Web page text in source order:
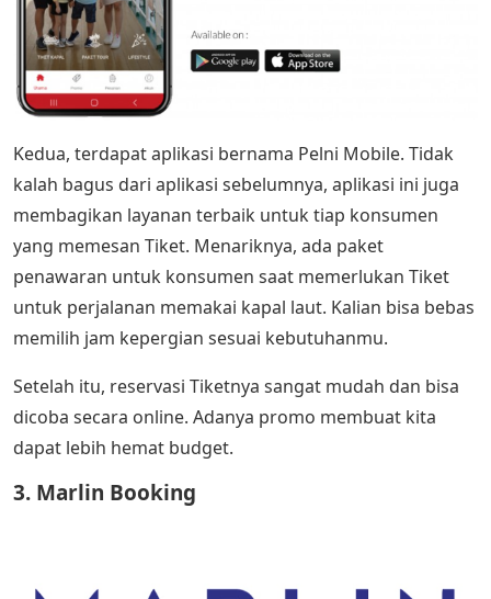
Kedua, terdapat aplikasi bernama Pelni Mobile. Tidak
kalah bagus dari aplikasi sebelumnya, aplikasi ini juga
membagikan layanan terbaik untuk tiap konsumen
yang memesan Tiket. Menariknya, ada paket
penawaran untuk konsumen saat memerlukan Tiket
untuk perjalanan memakai kapal laut. Kalian bisa bebas
memilih jam kepergian sesuai kebutuhanmu.
Setelah itu, reservasi Tiketnya sangat mudah dan bisa
dicoba secara online. Adanya promo membuat kita
dapat lebih hemat budget.
3. Marlin Booking